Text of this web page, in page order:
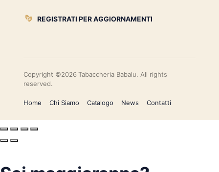
REGISTRATI PER AGGIORNAMENTI
Copyright ©2026 Tabaccheria Babalu. All rights
reserved.
Home Chi Siamo Catalogo News Contatti